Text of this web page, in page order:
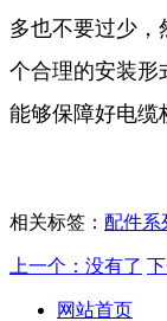
多也不要过少，
个合理的安装形
能够保障好电缆
相关标签： 配件系
上一个：没有了
网站首页